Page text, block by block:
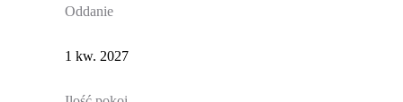
Oddanie
1 kw. 2027